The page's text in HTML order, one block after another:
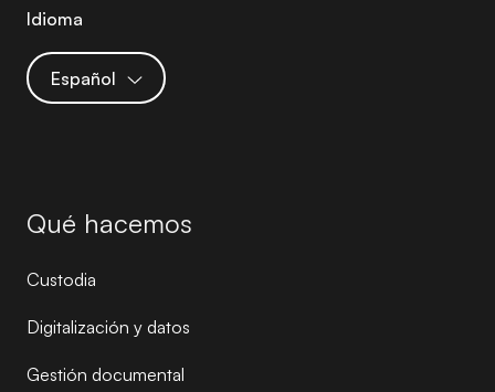
Idioma
Español
Qué hacemos
Custodia
Digitalización y datos
Gestión documental